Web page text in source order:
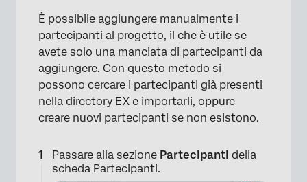
È possibile aggiungere manualmente i
partecipanti al progetto, il che è utile se
avete solo una manciata di partecipanti da
aggiungere. Con questo metodo si
possono cercare i partecipanti già presenti
nella directory EX e importarli, oppure
creare nuovi partecipanti se non esistono.
Passare alla sezione Partecipanti della
scheda Partecipanti.